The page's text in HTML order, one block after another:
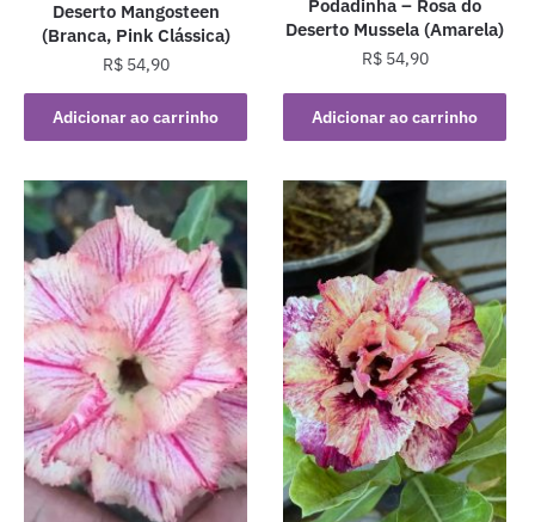
Deserto Mangosteen
(Branca, Pink Clássica)
R$54,90
Adicionar ao carrinho
Podadinha – Rosa do
Deserto Mussela (Amarela)
R$54,90
Adicionar ao carrinho